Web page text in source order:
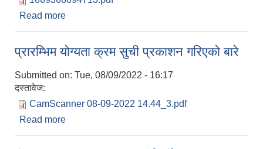
Read more
प्रारम्भिम योग्यता क्रम सुची प्रकाशन गरिएको बारे
Submitted on: Tue, 08/09/2022 - 16:17
दस्तावेज:
CamScanner 08-09-2022 14.44_3.pdf
Read more